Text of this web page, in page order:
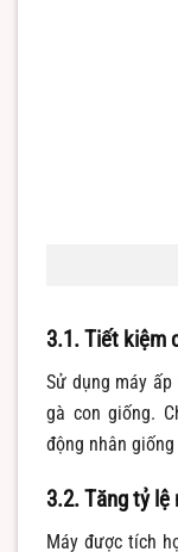
3.1. Tiết kiệm
Sử dụng máy
gà con giống.
động nhân
3.2. Tăng tỷ
Máy được tích